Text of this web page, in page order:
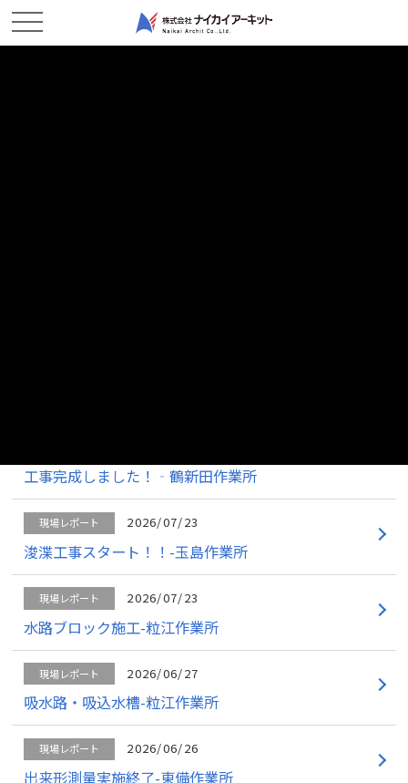
工事完成しました！‐鶴新田作業所
現場レポート 2026/07/23
浚渫工事スタート！！-玉島作業所
現場レポート 2026/07/23
水路ブロック施工-粒江作業所
現場レポート 2026/06/27
吸水路・吸込水槽-粒江作業所
現場レポート 2026/06/26
出来形測量実施終了-東備作業所